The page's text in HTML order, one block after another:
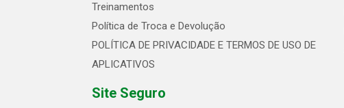
Treinamentos
Política de Troca e Devolução
POLÍTICA DE PRIVACIDADE E TERMOS DE USO DE
APLICATIVOS
Site Seguro